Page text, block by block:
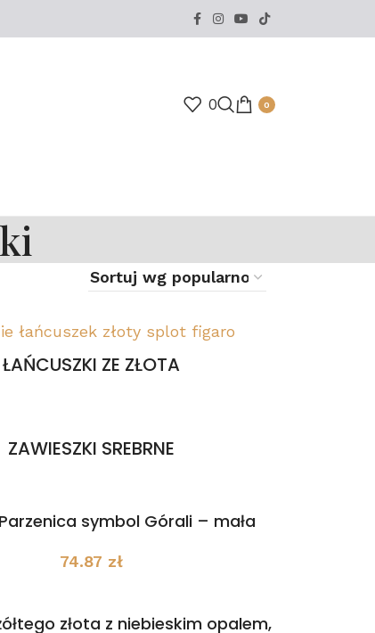
0 0
ŁAŃCUSZKI ZE ZŁOTA
ZAWIESZKI SREBRNE
symbol Górali – mała
74.87 zł
złota z niebieskim opalem,